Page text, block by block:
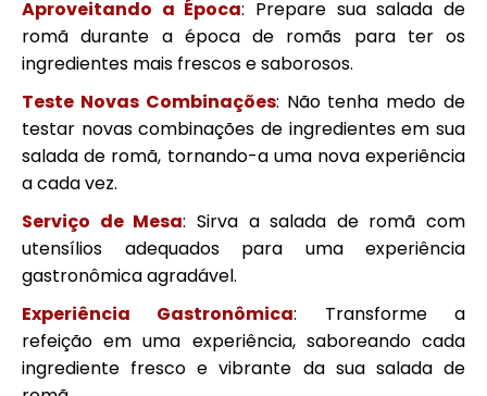
Aproveitando a Época: Prepare sua salada de
romã durante a época de romãs para ter os
ingredientes mais frescos e saborosos.
Teste Novas Combinações: Não tenha medo de
testar novas combinações de ingredientes em sua
salada de romã, tornando-a uma nova experiência
a cada vez.
Serviço de Mesa: Sirva a salada de romã com
utensílios adequados para uma experiência
gastronômica agradável.
Experiência Gastronômica: Transforme a
refeição em uma experiência, saboreando cada
ingrediente fresco e vibrante da sua salada de